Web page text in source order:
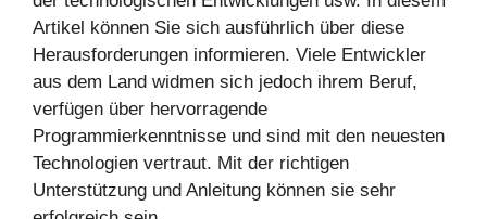
Artikel können Sie sich ausführlich über diese
Herausforderungen informieren. Viele Entwickler
aus dem Land widmen sich jedoch ihrem Beruf,
verfügen über hervorragende
Programmierkenntnisse und sind mit den neuesten
Technologien vertraut. Mit der richtigen
Unterstützung und Anleitung können sie sehr